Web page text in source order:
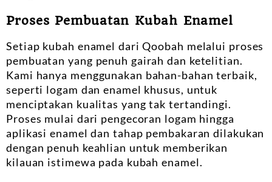
Proses Pembuatan Kubah Enamel
Setiap kubah enamel dari Qoobah melalui proses
pembuatan yang penuh gairah dan ketelitian.
Kami hanya menggunakan bahan-bahan terbaik,
seperti logam dan enamel khusus, untuk
menciptakan kualitas yang tak tertandingi.
Proses mulai dari pengecoran logam hingga
aplikasi enamel dan tahap pembakaran dilakukan
dengan penuh keahlian untuk memberikan
kilauan istimewa pada kubah enamel.